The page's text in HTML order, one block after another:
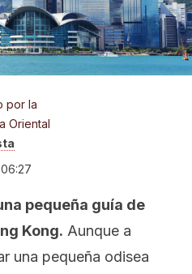
por la
Oriental
pequeña guía de
Kong. Aunque a
una pequeña odisea